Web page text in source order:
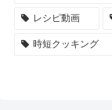
レシピ動画
時短クッキング